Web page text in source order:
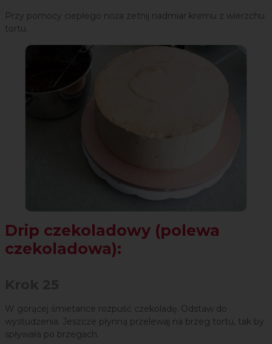
Przy pomocy ciepłego noża zetnij nadmiar kremu z wierzchu
tortu.
Drip czekoladowy (polewa
czekoladowa):
W gorącej śmietance rozpuść czekoladę. Odstaw do
wystudzenia. Jeszcze płynną przelewaj na brzeg tortu, tak by
spływała po brzegach.